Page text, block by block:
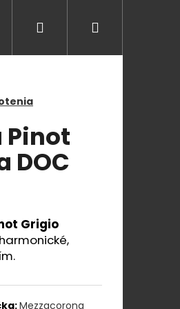
Prihlásenie
Pinot
DOC
Grigio
Mezzacorona